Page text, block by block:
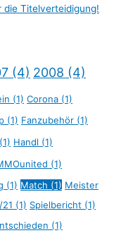
Titelverteidigung!
(4) 2008 (4)
(1) Corona (1)
(1) Fanzubehör (1)
(1) Handl (1)
(1)
(1) Match (1) Meister
(1) Spielbericht (1)
(1)